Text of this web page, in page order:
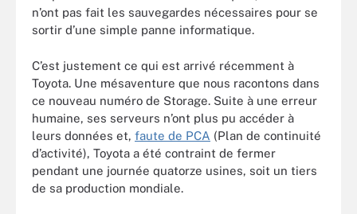
n’ont pas fait les sauvegardes nécessaires pour se
sortir d’une simple panne informatique.
C’est justement ce qui est arrivé récemment à
Toyota. Une mésaventure que nous racontons dans
ce nouveau numéro de Storage. Suite à une erreur
humaine, ses serveurs n’ont plus pu accéder à
leurs données et, faute de PCA (Plan de continuité
d’activité), Toyota a été contraint de fermer
pendant une journée quatorze usines, soit un tiers
de sa production mondiale.